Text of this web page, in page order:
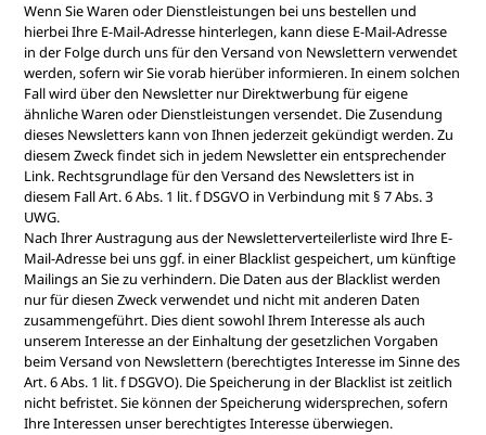
Wenn Sie Waren oder Dienstleistungen bei uns bestellen und
hierbei Ihre E-Mail-Adresse hinterlegen, kann diese E-Mail-Adresse
in der Folge durch uns für den Versand von Newslettern verwendet
werden, sofern wir Sie vorab hierüber informieren. In einem solchen
Fall wird über den Newsletter nur Direktwerbung für eigene
ähnliche Waren oder Dienstleistungen versendet. Die Zusendung
dieses Newsletters kann von Ihnen jederzeit gekündigt werden. Zu
diesem Zweck findet sich in jedem Newsletter ein entsprechender
Link. Rechtsgrundlage für den Versand des Newsletters ist in
diesem Fall Art. 6 Abs. 1 lit. f DSGVO in Verbindung mit § 7 Abs. 3
UWG.
Nach Ihrer Austragung aus der Newsletterverteilerliste wird Ihre E-
Mail-Adresse bei uns ggf. in einer Blacklist gespeichert, um künftige
Mailings an Sie zu verhindern. Die Daten aus der Blacklist werden
nur für diesen Zweck verwendet und nicht mit anderen Daten
zusammengeführt. Dies dient sowohl Ihrem Interesse als auch
unserem Interesse an der Einhaltung der gesetzlichen Vorgaben
beim Versand von Newslettern (berechtigtes Interesse im Sinne des
Art. 6 Abs. 1 lit. f DSGVO). Die Speicherung in der Blacklist ist zeitlich
nicht befristet. Sie können der Speicherung widersprechen, sofern
Ihre Interessen unser berechtigtes Interesse überwiegen.